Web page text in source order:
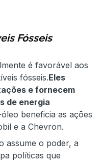
Fósseis
é favorável aos
fósseis.Eles
e fornecem
de energia
beneficia as ações
e a Chevron.
assume o poder, a
políticas que